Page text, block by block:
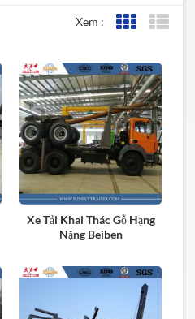
Xem : Lưới xem
Xe Tải Khai Thác Gỗ Hạng
Nặng Beiben